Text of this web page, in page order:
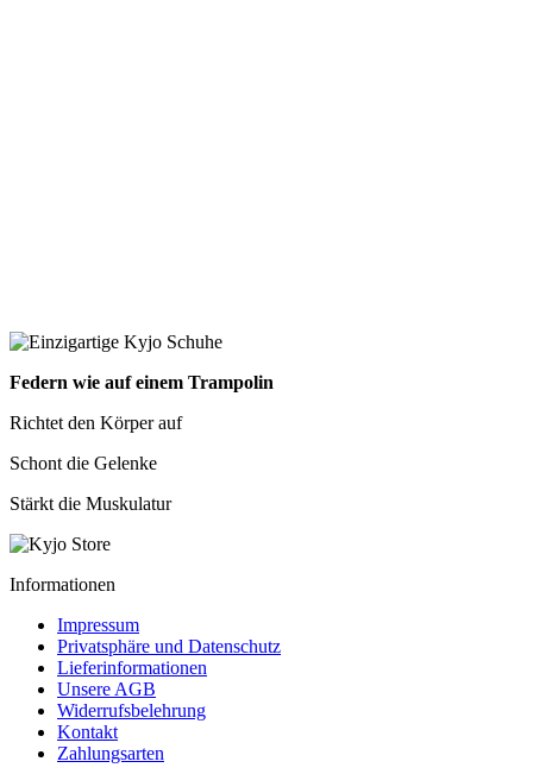
Federn wie auf einem Trampolin
Richtet den Körper auf
Schont die Gelenke
Stärkt die Muskulatur
Informationen
Impressum
Privatsphäre und Datenschutz
Lieferinformationen
Unsere AGB
Widerrufsbelehrung
Kontakt
Zahlungsarten